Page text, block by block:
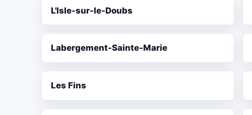
L'Isle-sur-le-Doubs
Labergement-Sainte-Marie
Les Fins